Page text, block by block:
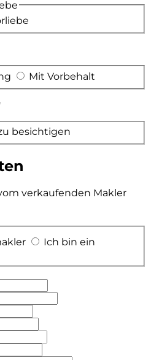
Mit Vorbehalt
besichtigen
verkaufenden Makler
Ich bin ein